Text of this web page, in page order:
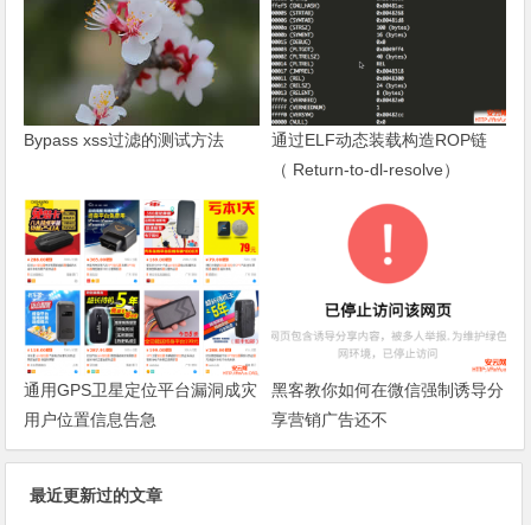
Bypass xss过滤的测试方法
通过ELF动态装载构造ROP链
（ Return-to-dl-resolve）
通用GPS卫星定位平台漏洞成灾
用户位置信息告急
黑客教你如何在微信强制诱导分
享营销广告还不
最近更新过的文章